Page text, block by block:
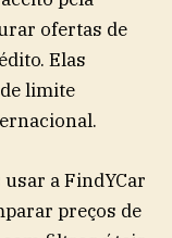
ofertas de
Elas
limite
a FindYCar
preços de